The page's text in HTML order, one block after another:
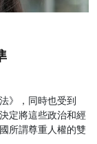
》，同時也受到
定將這些政治和經
所謂尊重人權的雙